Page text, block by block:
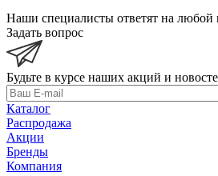
Наши специалисты ответят на
Задать вопрос
Будьте в курсе наших акций и
Каталог
Распродажа
Акции
Бренды
Компания